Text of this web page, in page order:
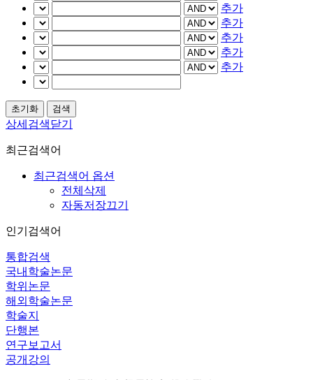
추가
추가
추가
추가
추가
상세검색닫기
최근검색어
최근검색어 옵션
전체삭제
자동저장끄기
인기검색어
통합검색
국내학술논문
학위논문
해외학술논문
학술지
단행본
연구보고서
공개강의